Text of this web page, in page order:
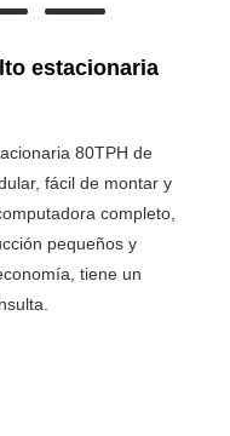
estacionaria
80TPH de
fácil de montar y
completo,
pequeños y
tiene un